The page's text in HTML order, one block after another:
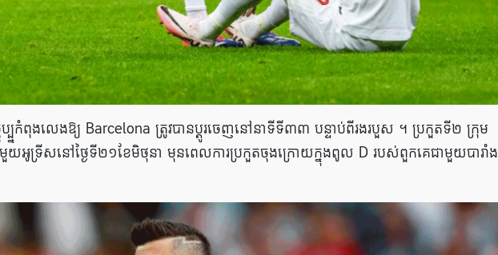
នកំពុងលេងឱ្យ Barcelona ត្រូវបានប្តូរចេញនៅនាទីទី៣៣ បន្ទាប់ពីរងរបួស ។ ប្រកួតទី២ ក្រុម
អូទ្រីសនៅថ្ងៃទី២១ខែមិថុនា មុនពេលការប្រកួតចុងក្រោយក្នុងពូល D របស់ពួកគេជាមួយបារាំង